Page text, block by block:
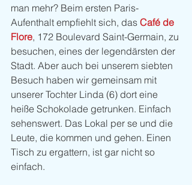
man mehr? Beim ersten Paris-
Aufenthalt empfiehlt sich, das Café de
Flore, 172 Boulevard Saint-Germain, zu
besuchen, eines der legendärsten der
Stadt. Aber auch bei unserem siebten
Besuch haben wir gemeinsam mit
unserer Tochter Linda (6) dort eine
heiße Schokolade getrunken. Einfach
sehenswert. Das Lokal per se und die
Leute, die kommen und gehen. Einen
Tisch zu ergattern, ist gar nicht so
einfach.